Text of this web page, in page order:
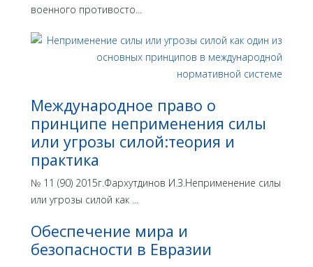
военного противосто...
Международное право о
принципе неприменения силы
или угрозы силой:теория и
практика
№ 11 (90) 2015г.Фархутдинов И.З.Неприменение силы
или угрозы силой как ...
Обеспечение мира и
безопасности в Евразии